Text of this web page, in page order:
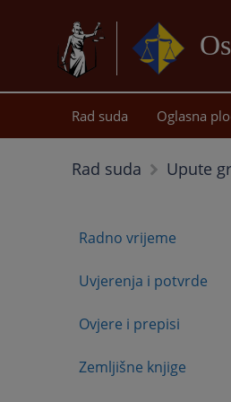
Rad suda Oglasna
Rad suda Upute
Radno vrijeme
Uvjerenja i potvrde
Ovjere i prepisi
Zemljišne knjige